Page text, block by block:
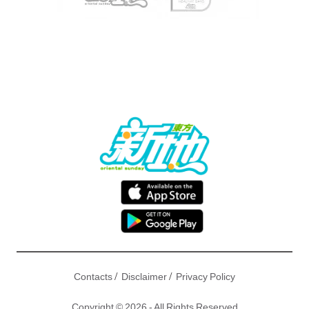
Contacts/ Disclaimer/ Privacy Policy